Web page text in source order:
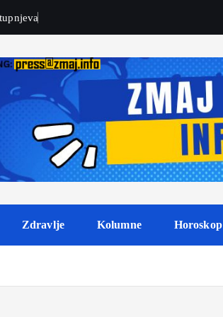
tupnjeva
Zdravlje Kolumne Horoskop